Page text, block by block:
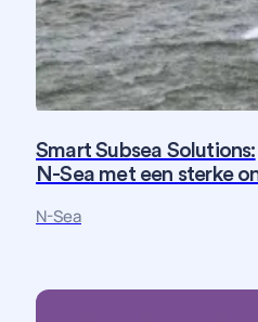
Smart Subsea Solutions:
N-Sea met een sterke
N-SeaFotografie